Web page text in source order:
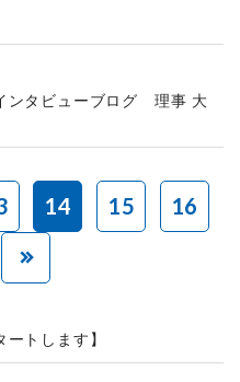
ンタビューブログ 理事 大
14 15
16
トします】